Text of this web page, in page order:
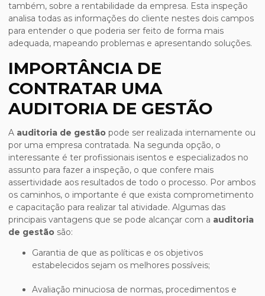
também, sobre a rentabilidade da empresa. Esta inspeção
analisa todas as informações do cliente nestes dois campos
para entender o que poderia ser feito de forma mais
adequada, mapeando problemas e apresentando soluções.
IMPORTÂNCIA DE
CONTRATAR UMA
AUDITORIA DE GESTÃO
A auditoria de gestão pode ser realizada internamente ou
por uma empresa contratada. Na segunda opção, o
interessante é ter profissionais isentos e especializados no
assunto para fazer a inspeção, o que confere mais
assertividade aos resultados de todo o processo. Por ambos
os caminhos, o importante é que exista comprometimento
e capacitação para realizar tal atividade. Algumas das
principais vantagens que se pode alcançar com a auditoria
de gestão são:
Garantia de que as políticas e os objetivos
estabelecidos sejam os melhores possíveis;
Avaliação minuciosa de normas, procedimentos e